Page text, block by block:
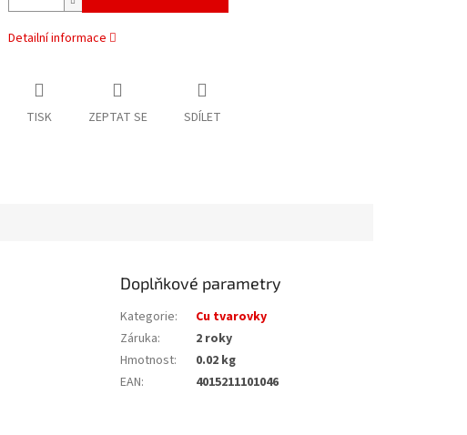
Detailní informace
TISK ZEPTAT SE SDÍLET
Doplňkové parametry
Kategorie:
Cu tvarovky
Záruka:
2 roky
Hmotnost:
0.02 kg
EAN: 4015211101046